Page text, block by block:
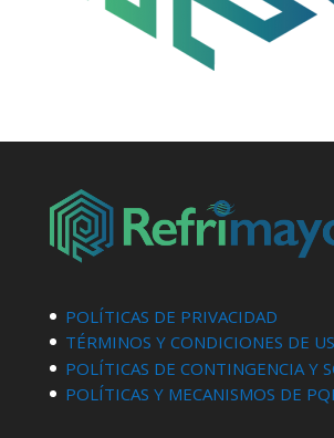
POLÍTICAS DE PRIVACIDAD
TÉRMINOS Y CONDICIONES DE
POLÍTICAS DE CONTINGENCIA Y
POLÍTICAS Y MECANISMOS DE